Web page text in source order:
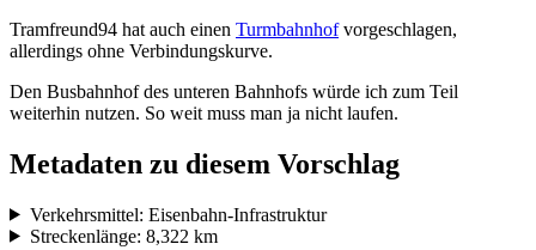
Tramfreund94 hat auch einen Turmbahnhofvorgeschlagen,
allerdings ohne Verbindungskurve.
Den Busbahnhof des unteren Bahnhofs würde ich zum Teil
weiterhin nutzen. So weit muss man ja nicht laufen.
Metadaten zu diesem Vorschlag
Verkehrsmittel: Eisenbahn-Infrastruktur
Streckenlänge: 8,322 km